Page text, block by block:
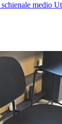
medio